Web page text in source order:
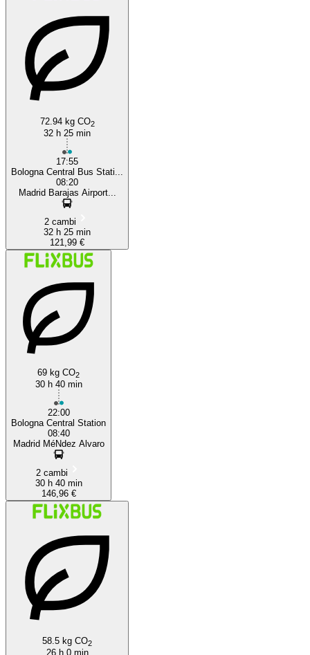
72.94 kg CO2
32 h 25 min
17:55
Bologna Central Bus Stati...
08:20
Madrid Barajas Airport...
2 cambi
32 h 25 min
121,99 €
69 kg CO2
30 h 40 min
22:00
Bologna Central Station
08:40
Madrid MéNdez Alvaro
2 cambi
30 h 40 min
146,96 €
58.5 kg CO2
26 h 0 min